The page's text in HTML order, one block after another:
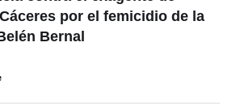
Bernal